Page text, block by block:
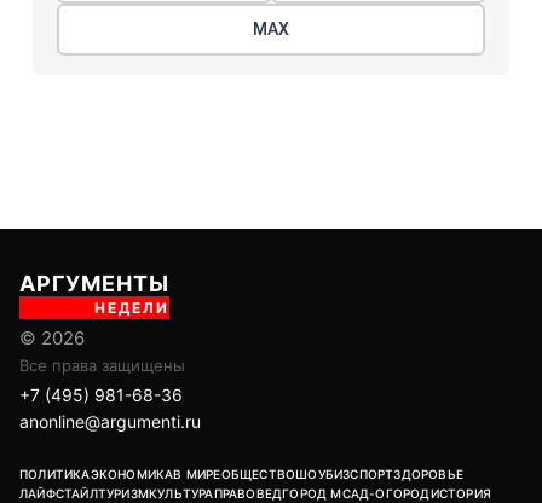
МАХ
АРГУМЕНТЫ
НЕДЕЛИ
© 2026
Все права защищены
+7 (495) 981-68-36
anonline@argumenti.ru
ПОЛИТИКАЭКОНОМИКАВ МИРЕОБЩЕСТВОШОУБИЗСПОРТЗДОРОВЬЕ
ЛАЙФСТАЙЛТУРИЗМКУЛЬТУРАПРАВОВЕДГОРОД МСАД-ОГОРОДИСТОРИЯ